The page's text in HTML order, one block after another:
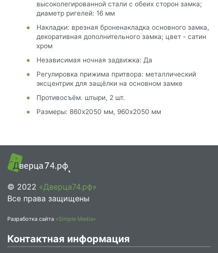
высоколегированной стали с обеих сторон замка;
диаметр ригелей: 16 мм
Накладки: врезная броненакладка основного замка,
декоративная дополнительного замка; цвет - сатин
хром
Независимая ночная задвижка: Да
Регулировка прижима притвора: металлический
эксцентрик для защёлки на основном замке
Противосъём. штыри, 2 шт.
Размеры: 860х2050 мм, 960х2050 мм
© 2022 «Дверца74.рф»
Все права защищены
Разработка сайта «Simple Media»
Контактная информация